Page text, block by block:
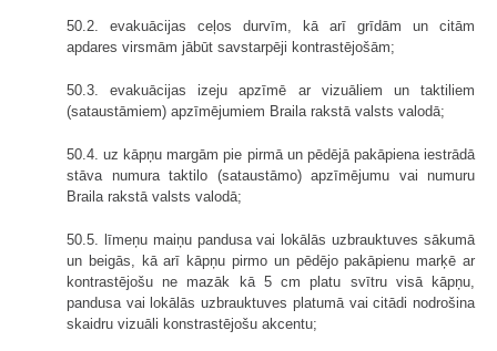
50.2. evakuācijas ceļos durvīm, kā arī grīdām un citām
apdares virsmām jābūt savstarpēji kontrastējošām;
50.3. evakuācijas izeju apzīmē ar vizuāliem un taktiliem
(sataustāmiem) apzīmējumiem Braila rakstā valsts valodā;
50.4. uz kāpņu margām pie pirmā un pēdējā pakāpiena iestrādā
stāva numura taktilo (sataustāmo) apzīmējumu vai numuru
Braila rakstā valsts valodā;
50.5. līmeņu maiņu pandusa vai lokālās uzbrauktuves sākumā
un beigās, kā arī kāpņu pirmo un pēdējo pakāpienu marķē ar
kontrastējošu ne mazāk kā 5 cm platu svītru visā kāpņu,
pandusa vai lokālās uzbrauktuves platumā vai citādi nodrošina
skaidru vizuāli konstrastējošu akcentu;